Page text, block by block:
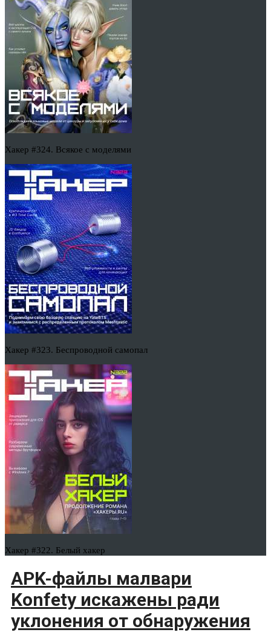
Хакер #324. Всякое с моделями
Хакер #323. Беспроводной самопал
Хакер #322. Белый хакер
APK-файлы малвари
Konfety искажены ради
уклонения от обнаружения